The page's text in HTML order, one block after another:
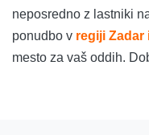
neposredno z lastniki
ponudbo v regiji Zadar
mesto za vaš oddih.